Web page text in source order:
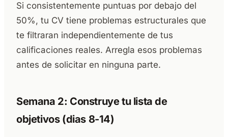
Si consistentemente puntuas por debajo del
50%, tu CV tiene problemas estructurales que
te filtraran independientemente de tus
calificaciones reales. Arregla esos problemas
antes de solicitar en ninguna parte.
Semana 2: Construye tu lista de
objetivos (dias 8-14)